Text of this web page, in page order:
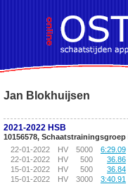
Jan Blokhuijsen
2021-2022 HSB
10156578,
22-01-2022
HV 5000 6:29.09
22-01-2022
HV 500 36.86
15-01-2022
HV 500 36.84
15-01-2022
HV 3000 3:40.91